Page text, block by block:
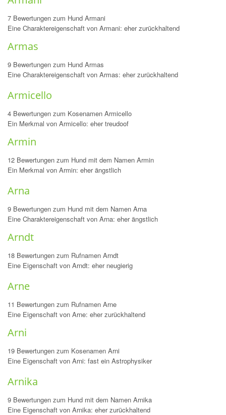
7 Bewertungen zum Hund Armani
Eine Charaktereigenschaft von Armani: eher zurückhaltend
Armas
9 Bewertungen zum Hund Armas
Eine Charaktereigenschaft von Armas: eher zurückhaltend
Armicello
4 Bewertungen zum Kosenamen Armicello
Ein Merkmal von Armicello: eher treudoof
Armin
12 Bewertungen zum Hund mit dem Namen Armin
Ein Merkmal von Armin: eher ängstlich
Arna
9 Bewertungen zum Hund mit dem Namen Arna
Eine Charaktereigenschaft von Arna: eher ängstlich
Arndt
18 Bewertungen zum Rufnamen Arndt
Eine Eigenschaft von Arndt: eher neugierig
Arne
11 Bewertungen zum Rufnamen Arne
Eine Eigenschaft von Arne: eher zurückhaltend
Arni
19 Bewertungen zum Kosenamen Arni
Eine Eigenschaft von Arni: fast ein Astrophysiker
Arnika
9 Bewertungen zum Hund mit dem Namen Arnika
Eine Eigenschaft von Arnika: eher zurückhaltend